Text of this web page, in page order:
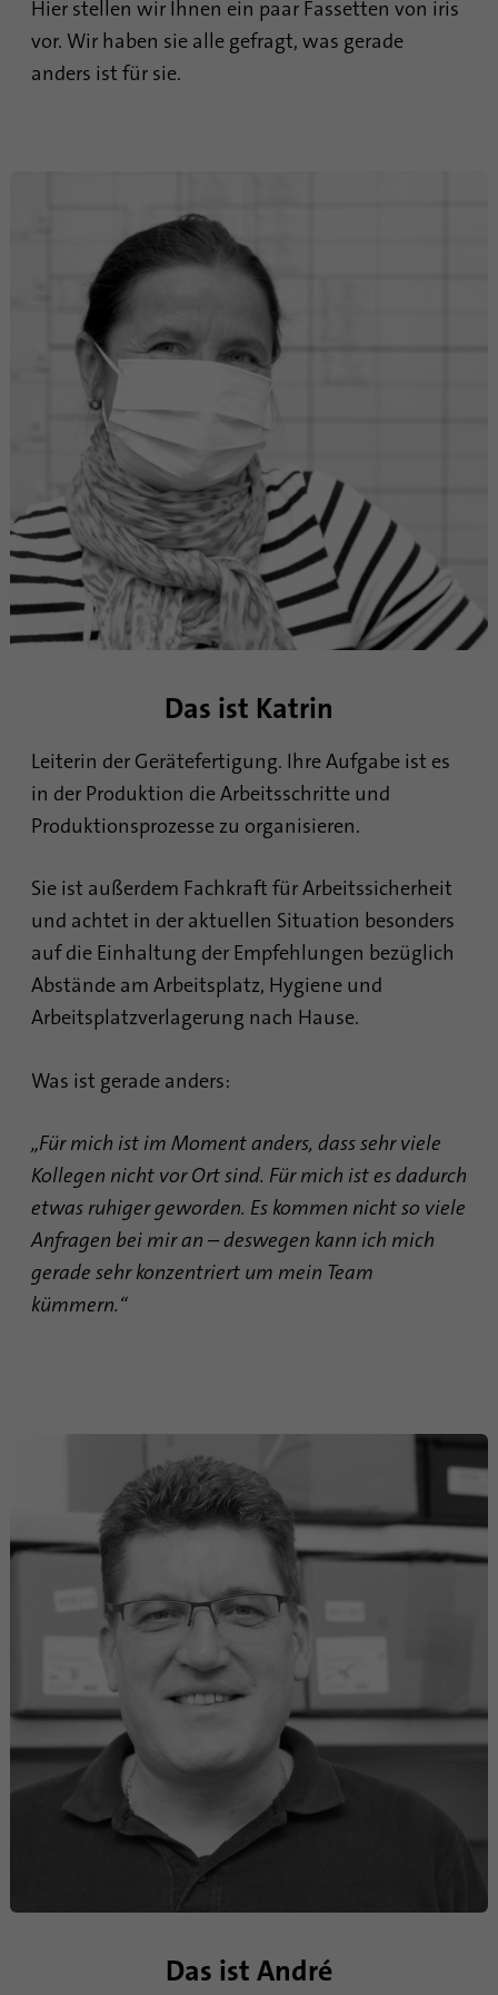
Hier stellen wir Ihnen ein paar Fassetten von iris
vor. Wir haben sie alle gefragt, was gerade
anders ist für sie.
Das ist Katrin
Leiterin der Gerätefertigung. Ihre Aufgabe ist es
in der Produktion die Arbeitsschritte und
Produktionsprozesse zu organisieren.
Sie ist außerdem Fachkraft für Arbeitssicherheit
und achtet in der aktuellen Situation besonders
auf die Einhaltung der Empfehlungen bezüglich
Abstände am Arbeitsplatz, Hygiene und
Arbeitsplatzverlagerung nach Hause.
Was ist gerade anders:
„Für mich ist im Moment anders, dass sehr viele
Kollegen nicht vor Ort sind. Für mich ist es dadurch
etwas ruhiger geworden. Es kommen nicht so viele
Anfragen bei mir an – deswegen kann ich mich
gerade sehr konzentriert um mein Team
kümmern.“
Das ist André
Google verwendet dieses Cookie zur
Unterscheidung der Nutzer.
Name bcookie
Anbieter
Laufzeit
Zweck
Dieses Cookie ist eine Browserkennung.
Damit werden Geräte, die auf LinkedIn
zugreifen, eindeutig identifiziert, um so eine
missbräuchliche Verwendung der Plattform
zu erkennen.
Dieses Cookie sorgt für die die Auswahl des
Name li_gc
Anbieter .linkedin.com
Laufzeit 6 Monate
Mit diesem Cookie wird die Einwilligung
gespeichert
Name li_sugr
Anbieter .linkedin.com
Nutzers außerhalb der designierten Länder
festgestellt.
Name
.www.linkedin.com
1 Jahr
Dieses Cookie merkt sich, dass ein
eingeloggter Nutzer mit der Zwei-Faktor-
Authentifizierung verifiziert wurde und sich
zuvor eingeloggt hat
AnalyticsSyncHistory